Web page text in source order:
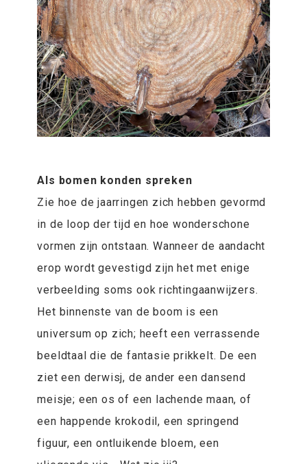
Als bomen konden spreken
Zie hoe de jaarringen zich hebben gevormd
in de loop der tijd en hoe wonderschone
vormen zijn ontstaan. Wanneer de aandacht
erop wordt gevestigd zijn het met enige
verbeelding soms ook richtingaanwijzers.
Het binnenste van de boom is een
universum op zich; heeft een verrassende
beeldtaal die de fantasie prikkelt. De een
ziet een derwisj, de ander een dansend
meisje; een os of een lachende maan, of
een happende krokodil, een springend
figuur, een ontluikende bloem, een